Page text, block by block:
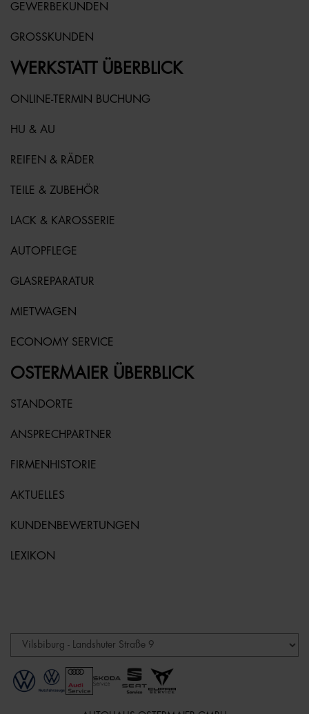
GEWERBEKUNDEN
GROSSKUNDEN
WERKSTATT ÜBERBLICK
ONLINE-TERMIN BUCHUNG
HU & AU
REIFEN & RÄDER
TEILE & ZUBEHÖR
LACK & KAROSSERIE
AUTOPFLEGE
GLASREPARATUR
MIETWAGEN
ECONOMY SERVICE
OSTERMAIER ÜBERBLICK
STANDORTE
ANSPRECHPARTNER
FIRMENHISTORIE
AKTUELLES
KUNDENBEWERTUNGEN
LEXIKON